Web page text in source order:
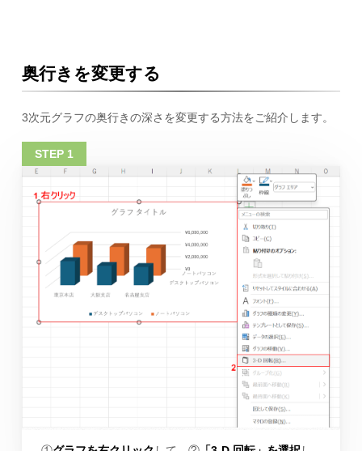
奥行きを変更する
3次元グラフの奥行きの深さを変更する方法をご紹介します。